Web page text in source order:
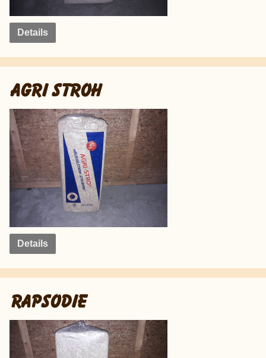
Details
AGRI STROH
Details
RAPSODIE